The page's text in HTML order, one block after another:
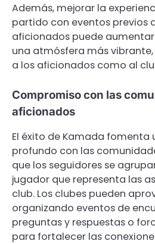
Además, mejorar la
partido con eventos previos
aficionados puede
una atmósfera más
a los aficionados como al
Compromiso con las
aficionados
El éxito de Kamada
profundo con las
que los seguidores se
jugador que representa las
club. Los clubes pueden
organizando eventos de
preguntas y respuestas o
para fortalecer las